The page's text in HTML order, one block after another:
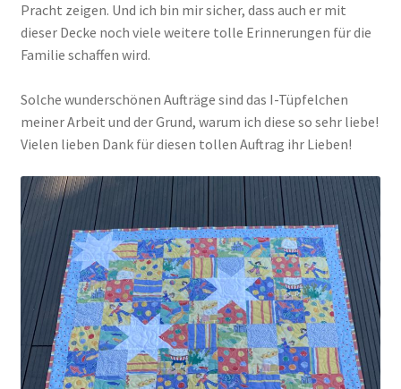
Pracht zeigen. Und ich bin mir sicher, dass auch er mit
dieser Decke noch viele weitere tolle Erinnerungen für die
Familie schaffen wird.
Solche wunderschönen Aufträge sind das I-Tüpfelchen
meiner Arbeit und der Grund, warum ich diese so sehr liebe!
Vielen lieben Dank für diesen tollen Auftrag ihr Lieben!